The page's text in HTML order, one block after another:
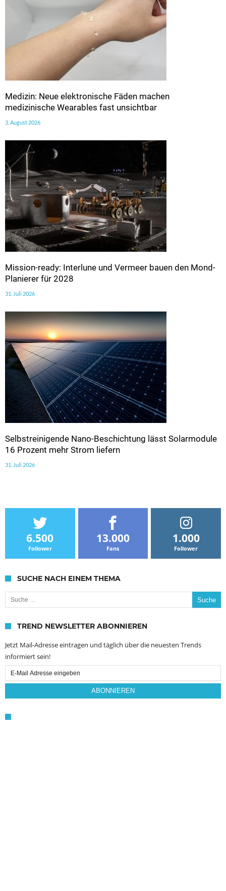
Medizin: Neue elektronische Fäden machen
medizinische Wearables fast unsichtbar
3. August 2026
Mission-ready: Interlune und Vermeer bauen den Mond-
Planierer für 2028
31. Juli 2026
Selbstreinigende Nano-Beschichtung lässt Solarmodule
16 Prozent mehr Strom liefern
31. Juli 2026
6.500
Follower
13.000
Fans
1.000
Follower
SUCHE NACH EINEM THEMA
Suche nach:
TREND NEWSLETTER ABONNIEREN
Jetzt Mail-Adresse eintragen und täglich über die neuesten Trends
informiert sein!
Email
Subscription
ABONNIEREN